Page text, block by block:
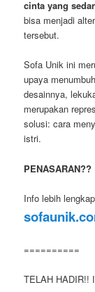
cinta yang
bisa menjadi
tersebut.
Sofa Unik ini
upaya
desainnya,
merupakan
solusi: cara
istri.
PENASARAN??
Info lebih
==========
TELAH HADIR!!